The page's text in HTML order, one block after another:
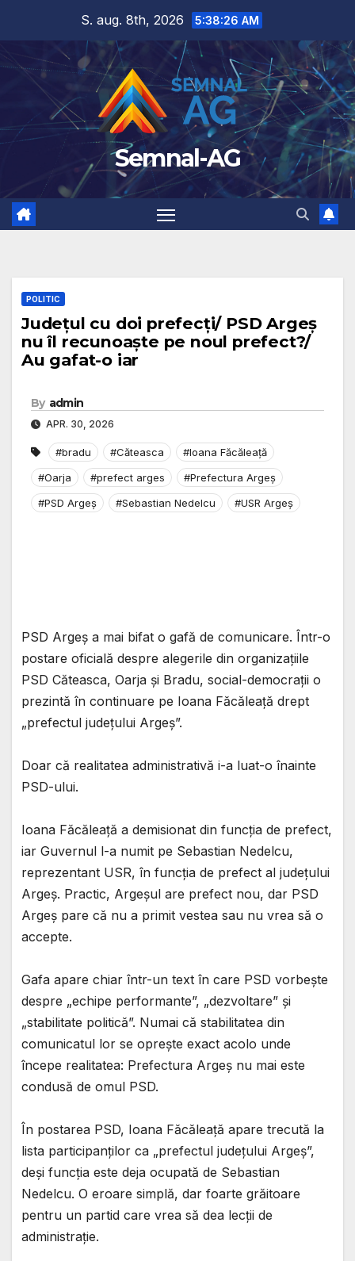
content
S. aug. 8th, 2026 5:38:27 AM
Semnal-AG
POLITIC
Județul cu doi prefecți/ PSD Argeș
nu îl recunoaște pe noul prefect?/
Au gafat-o iar
By admin
APR. 30, 2026
#bradu #Căteasca
#Ioana Făcăleață
#Oarja
#prefect arges
#Prefectura Argeș
#PSD Argeș
#Sebastian Nedelcu #USR Argeș
PSD Argeș a mai bifat o gafă de comunicare. Într-o
postare oficială despre alegerile din organizațiile
PSD Căteasca, Oarja și Bradu, social-democrații o
prezintă în continuare pe Ioana Făcăleață drept
„prefectul județului Argeș”.
Doar că realitatea administrativă i-a luat-o înainte
PSD-ului.
Ioana Făcăleață a demisionat din funcția de prefect,
iar Guvernul l-a numit pe Sebastian Nedelcu,
reprezentant USR, în funcția de prefect al județului
Argeș. Practic, Argeșul are prefect nou, dar PSD
Argeș pare că nu a primit vestea sau nu vrea să o
accepte.
Gafa apare chiar într-un text în care PSD vorbește
despre „echipe performante”, „dezvoltare” și
„stabilitate politică”. Numai că stabilitatea din
comunicatul lor se oprește exact acolo unde
începe realitatea: Prefectura Argeș nu mai este
condusă de omul PSD.
În postarea PSD, Ioana Făcăleață apare trecută la
lista participanților ca „prefectul județului Argeș”,
deși funcția este deja ocupată de Sebastian
Nedelcu. O eroare simplă, dar foarte grăitoare
pentru un partid care vrea să dea lecții de
administrație.